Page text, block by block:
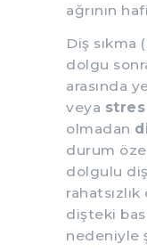
ağrının
Diş sıkma
dolgu
arasında
veya
olmadan
durum
dolgulu
dişteki
nedeniyle